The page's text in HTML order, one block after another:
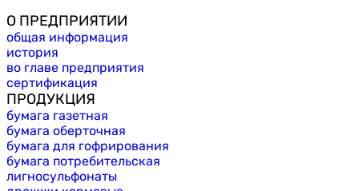
О ПРЕДПРИЯТИИ
общая информация
история
во главе предприятия
сертификация
ПРОДУКЦИЯ
бумага газетная
бумага оберточная
бумага для гофрирования
бумага потребительская
лигносульфонаты